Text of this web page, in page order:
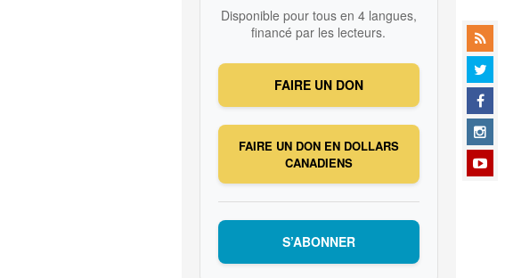
Disponible pour tous en 4 langues,
financé par les lecteurs.
FAIRE UN DON
FAIRE UN DON EN DOLLARS
CANADIENS
S’ABONNER